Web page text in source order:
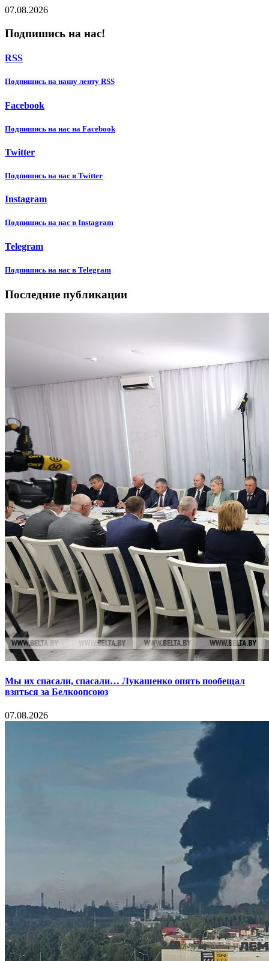
07.08.2026
Подпишись на нас!
RSS
Подпишиcь на нашу ленту RSS
Facebook
Подпишиcь на нас на Facebook
Twitter
Подпишиcь на нас в Twitter
Instagram
Подпишиcь на нас в Instagram
Telegram
Подпишиcь на нас в Telegram
Последние публикации
Мы их спасали, спасали… Лукашенко опять пообещал
взяться за Белкоопсоюз
07.08.2026